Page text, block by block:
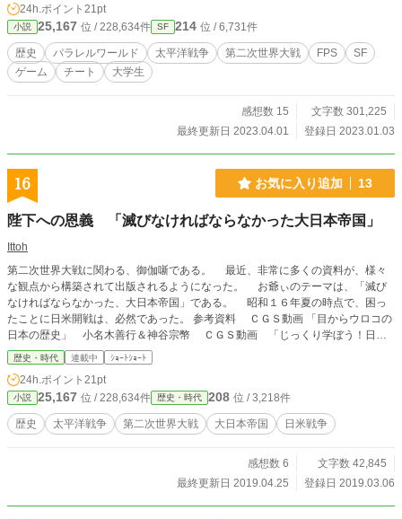
けておりますので、戦争ものが苦手な方でも安心してお読み
いただけます。 また、過去の戦争を賛美するものではなく、
逆に反戦を訴えるというようなメッセージ性もありません。
第二次世界大戦を舞台にした歴史娯楽小説として、楽しんで
いただければと思います。
24h.ポイント 21pt
小説 25,167 位 / 228,634件 SF 214 位 / 6,731件
歴史 パラレルワールド 太平洋戦争 第二次世界大戦 FPS
SF
ゲーム
チート 大学生
感想数 15
文字数 301,225
最終更新日 2023.04.01
登録日 2023.01.03
16 お気に入り追加 13
陛下への恩義 「滅びなければならなかった大日本帝国」
Ittoh
第二次世界大戦に関わる、御伽噺である。 最近、非常に多くの資料が、様々
な観点から構築されて出版されるようになった。 お爺ぃのテーマは、「滅び
なければならなかった、大日本帝国」である。 昭和１６年夏の時点で、困っ
たことに日米開戦は、必然であった。 参考資料 ＣＧＳ動画 「目からウロコの
日本の歴史」 小名木善行＆神谷宗幣 ＣＧＳ動画 「じっくり学ぼう！日本
近現代史」 倉山満＆神谷宗幣 ハワード・ジン著「学校では教えてくれな
い 本当のアメリカの歴史 上下」 猪瀬直樹著 「昭和１６年夏の敗戦」
前泊博盛著 「日米地位協定」 C.K.Ogden著「意味の意味」 荒木 博之著
「日本語が見えると英語が見える」 今野真二著 「日本語の歴史」 山口仲
美著 「日本語の歴史」 西澤泰彦著 「図説 満鉄」 歴史読本編集「関東
軍全史」 文献資料：明治大学、黒曜石研究センター関連資料 誉田亜紀子著
の思想」 松木武彦 著 「縄文とケルト」 西田正規 著 「人類のなかの定住革
命」 安田喜憲 著 「森と文明の物語」 鬼頭宏 著 「人口から読む日本の歴
歴史・時代 連載中 ｼｮｰﾄｼｮｰﾄ
24h.ポイント 21pt
小説 25,167 位 / 228,634件 歴史・時代 208 位 / 3,218件
歴史 太平洋戦争 第二次世界大戦 大日本帝国 日米戦争
感想数 6
文字数 42,845
最終更新日 2019.04.25
登録日 2019.03.06